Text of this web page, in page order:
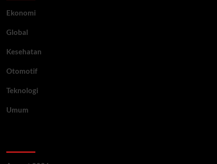
Ekonomi
Global
Kesehatan
Otomotif
Teknologi
Umum